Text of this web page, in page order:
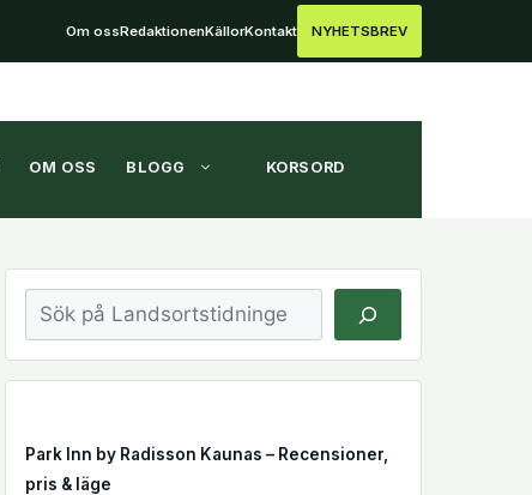
Om ossRedaktionenKällorKontakt NYHETSBREV
OM OSS BLOGG KORSORD
Sök
Park Inn by Radisson Kaunas – Recensioner,
pris & läge